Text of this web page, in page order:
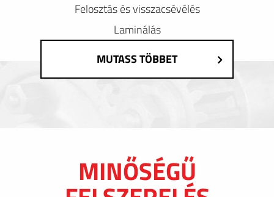
Felosztás és visszacsévélés
Laminálás
MUTASS TÖBBET
MINŐSÉGŰ